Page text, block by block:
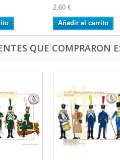
2,60 €
Añadir al carrito
QUE COMPRARON